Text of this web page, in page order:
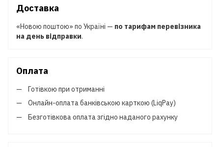
Доставка
«Новою поштою» по Україні — по тарифам перевізника
на день відправки.
Оплата
Готівкою при отриманні
Онлайн-оплата банківською карткою (LiqPay)
Безготівкова оплата згідно наданого рахунку